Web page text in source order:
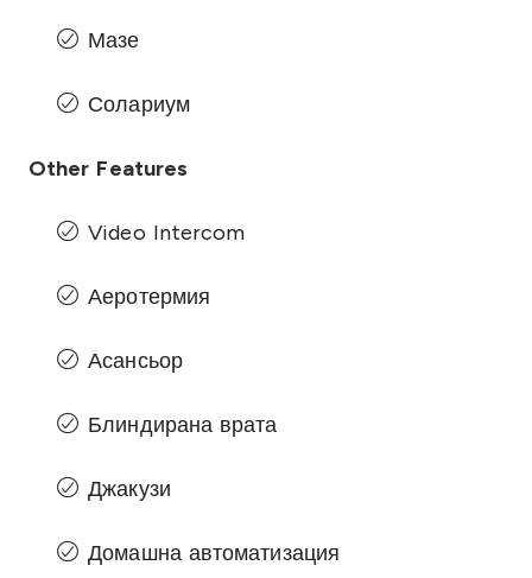
Мазе
Солариум
Other Features
Video Intercom
Аеротермия
Асансьор
Блиндирана врата
Джакузи
Домашна автоматизация